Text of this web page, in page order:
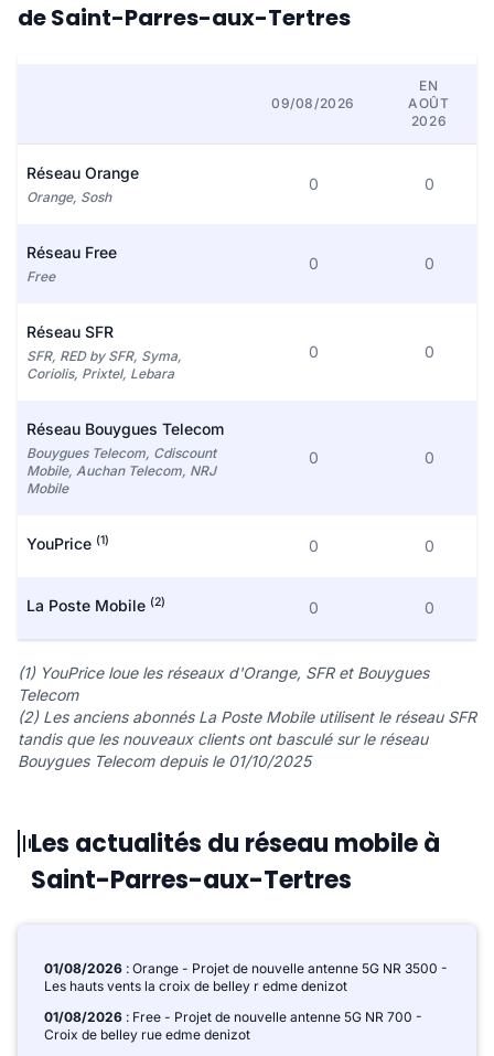
de Saint-Parres-aux-Tertres
09/08/2026
EN
AOÛT
2026
Réseau Orange
Orange, Sosh
0 0
Réseau Free
Free
0 0
Réseau SFR
SFR, RED by SFR, Syma,
Coriolis, Prixtel, Lebara
0 0
Réseau Bouygues Telecom
Bouygues Telecom, Cdiscount
Mobile, Auchan Telecom, NRJ
Mobile
0 0
YouPrice (1) 0 0
La Poste Mobile (2) 0 0
(1) YouPrice loue les réseaux d'Orange, SFR et Bouygues
Telecom
(2) Les anciens abonnés La Poste Mobile utilisent le réseau SFR
tandis que les nouveaux clients ont basculé sur le réseau
Bouygues Telecom depuis le 01/10/2025
Les actualités du réseau mobile à
Saint-Parres-aux-Tertres
01/08/2026 : Orange - Projet de nouvelle antenne 5G NR 3500 -
Les hauts vents la croix de belley r edme denizot
01/08/2026 : Free - Projet de nouvelle antenne 5G NR 700 -
Croix de belley rue edme denizot